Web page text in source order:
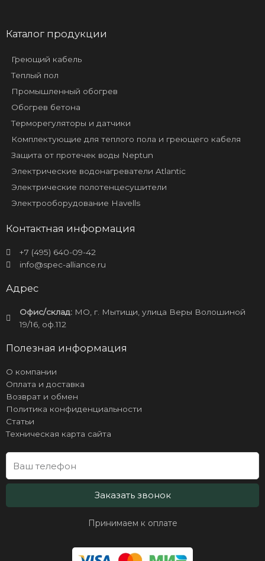
Каталог продукции
Греющий кабель
Теплый пол
Промышленный обогрев
Обогрев бетона
Терморегуляторы и датчики
Комплектующие для теплого пола и греющего кабеля
Защита от протечек воды Neptun
Электрические водонагреватели Atlantic
Электрические полотенцесушители
Электрооборудование Havells
Контактная информация
+7 (495) 640-09-42
info@spec-alliance.ru
Адрес
Офис/склад:МО, г. Мытищи, улица Веры Волошиной
19/16, оф.112
Полезная информация
О компании
Оплата и доставка
Возврат и обмен
Политика конфиденциальности
Статьи
Техническая карта сайта
Заказать звонок
Принимаем к оплате